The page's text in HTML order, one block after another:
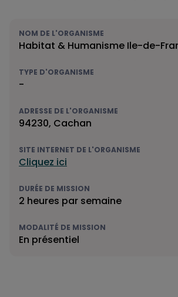
NOM DE L'ORGANISME
Habitat & Humanisme Ile-de-
TYPE D'ORGANISME
-
ADRESSE DE L'ORGANISME
94230, Cachan
SITE INTERNET DE L'ORGANISME
Cliquez ici
DURÉE DE MISSION
2 heures par semaine
MODALITÉ DE MISSION
En présentiel